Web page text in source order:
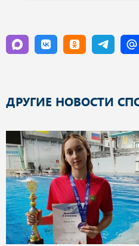
ДРУГИЕ НОВОСТИ